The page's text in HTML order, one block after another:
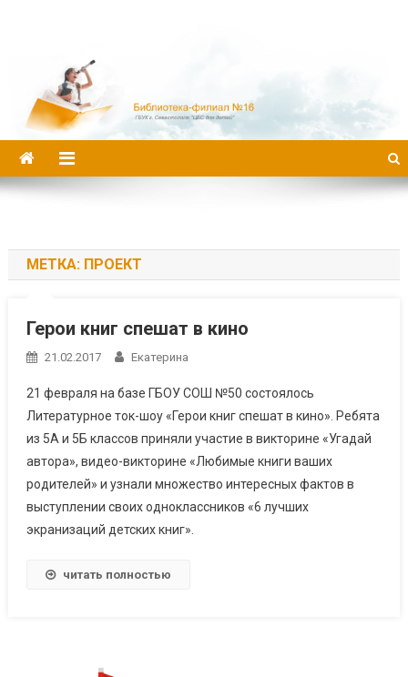
МЕТКА: ПРОЕКТ
Герои книг спешат в кино
21.02.2017 Екатерина
21 февраля на базе ГБОУ СОШ №50 состоялось
Литературное ток-шоу «Герои книг спешат в кино». Ребята
из 5А и 5Б классов приняли участие в викторине «Угадай
автора», видео-викторине «Любимые книги ваших
родителей» и узнали множество интересных фактов в
выступлении своих одноклассников «6 лучших
экранизаций детских книг».
читать полностью